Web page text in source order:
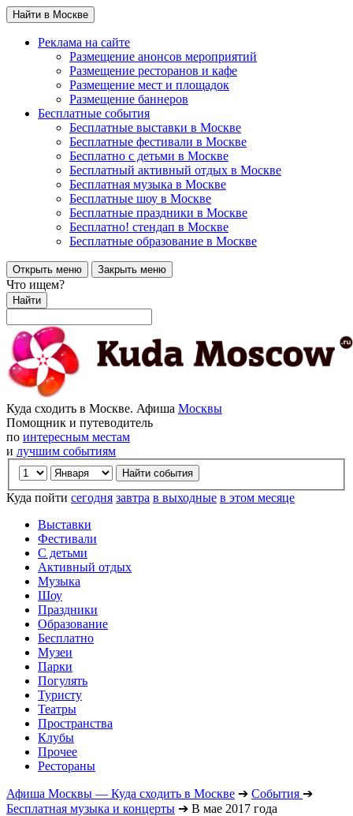
Найти в Москве
Реклама на сайте
Размещение анонсов мероприятий
Размещение ресторанов и кафе
Размещение мест и площадок
Размещение баннеров
Бесплатные события
Бесплатные выставки в Москве
Бесплатные фестивали в Москве
Бесплатно с детьми в Москве
Бесплатный активный отдых в Москве
Бесплатная музыка в Москве
Бесплатные шоу в Москве
Бесплатные праздники в Москве
Бесплатно! стендап в Москве
Бесплатные образование в Москве
Открыть меню Закрыть меню
Что ищем?
Найти
Куда сходить в Москве. Афиша Москвы
Помощник и путеводитель
по интересным местам
и лучшим событиям
Куда пойти сегодня завтра в выходные в этом месяце
Выставки
Фестивали
С детьми
Активный отдых
Музыка
Шоу
Праздники
Образование
Бесплатно
Музеи
Парки
Погулять
Туристу
Театры
Пространства
Клубы
Прочее
Рестораны
Афиша Москвы — Куда сходить в Москве ➔ События ➔
Бесплатная музыка и концерты ➔ В мае 2017 года